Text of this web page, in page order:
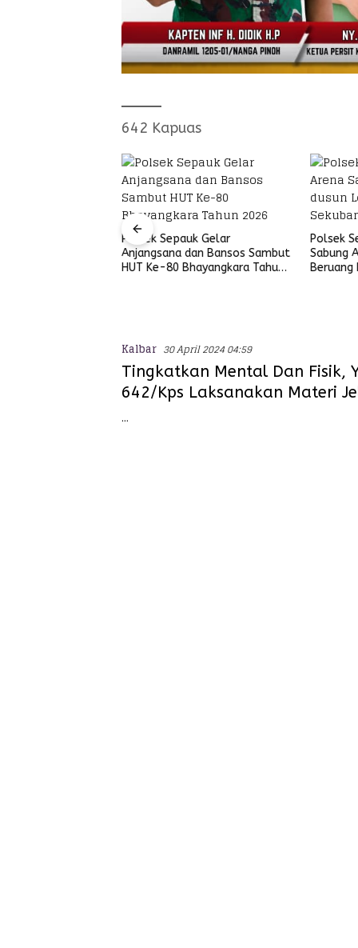
642 Kapuas
Polsek Sepauk Gelar
Anjangsana dan Bansos Sambut
HUT Ke-80 Bhayangkara Tahun
Polsek
Sabung
Beruang
Kalbar 30 April 2024 04:59
Tingkatkan Mental Dan Fisik,
642/Kps Laksanakan Materi
…